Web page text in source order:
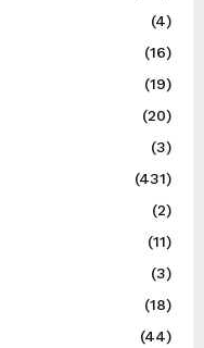
(4)
(16)
(19)
(20)
(3)
(431)
(2)
(11)
(3)
(18)
(44)